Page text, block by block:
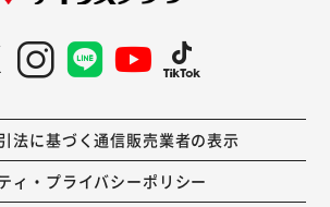
法に基づく通信販売業者の表示
ィ・プライバシーポリシー